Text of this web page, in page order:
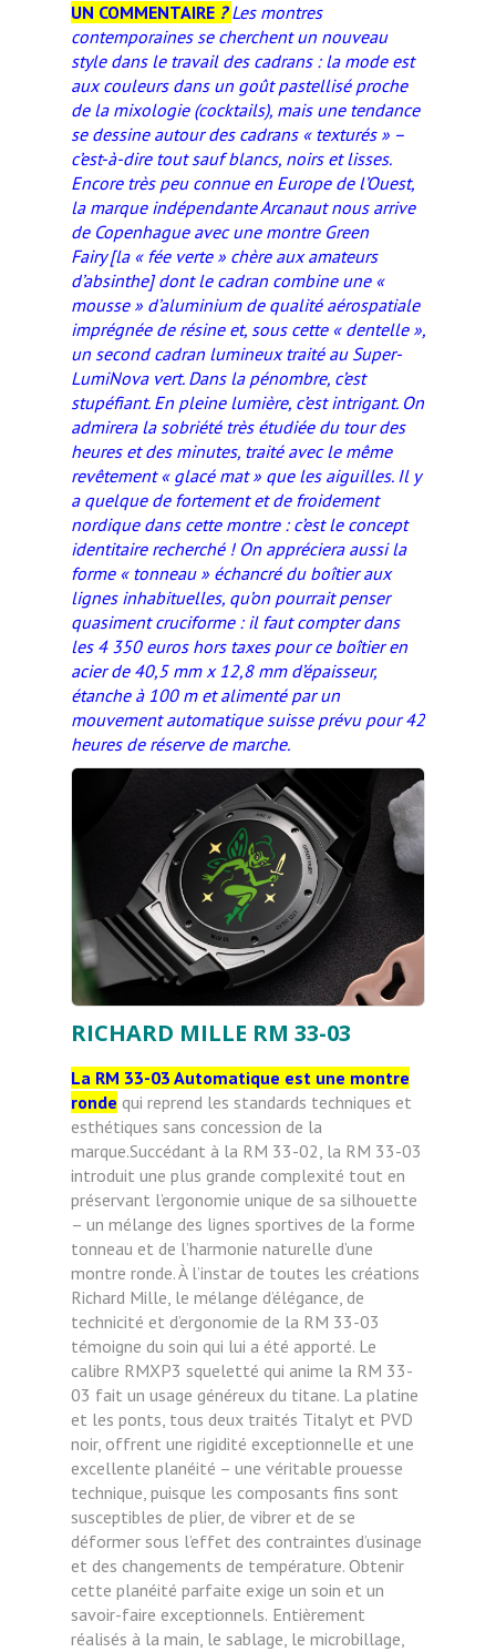
UN COMMENTAIRE ?Les montres
contemporaines se cherchent un nouveau
style dans le travail des cadrans : la mode est
aux couleurs dans un goût pastellisé proche
de la mixologie (cocktails), mais une tendance
se dessine autour des cadrans « texturés » –
c’est-à-dire tout sauf blancs, noirs et lisses.
Encore très peu connue en Europe de l’Ouest,
la marque indépendante Arcanaut nous arrive
de Copenhague avec une montre Green
Fairy[la « fée verte » chère aux amateurs
d’absinthe] dont le cadran combine une «
mousse » d’aluminium de qualité aérospatiale
imprégnée de résine et, sous cette « dentelle »,
un second cadran lumineux traité au Super-
LumiNova vert. Dans la pénombre, c’est
stupéfiant. En pleine lumière, c’est intrigant. On
admirera la sobriété très étudiée du tour des
heures et des minutes, traité avec le même
revêtement « glacé mat » que les aiguilles. Il y
a quelque de fortement et de froidement
nordique dans cette montre : c’est le concept
identitaire recherché ! On appréciera aussi la
forme « tonneau » échancré du boîtier aux
lignes inhabituelles, qu’on pourrait penser
quasiment cruciforme : il faut compter dans
les 4 350 euros hors taxes pour ce boîtier en
acier de 40,5 mm x 12,8 mm d’épaisseur,
étanche à 100 m et alimenté par un
mouvement automatique suisse prévu pour 42
heures de réserve de marche.
RICHARD MILLE RM 33-03
La RM 33-03 Automatique est une montre
ronde qui reprend les standards techniques et
esthétiques sans concession de la
marque.Succédant à la RM 33-02, la RM 33-03
introduit une plus grande complexité tout en
préservant l’ergonomie unique de sa silhouette
– un mélange des lignes sportives de la forme
tonneau et de l’harmonie naturelle d’une
montre ronde. À l’instar de toutes les créations
Richard Mille, le mélange d’élégance, de
technicité et d’ergonomie de la RM 33-03
témoigne du soin qui lui a été apporté. Le
calibre RMXP3 squeletté qui anime la RM 33-
03 fait un usage généreux du titane. La platine
et les ponts, tous deux traités Titalyt et PVD
noir, offrent une rigidité exceptionnelle et une
excellente planéité – une véritable prouesse
technique, puisque les composants fins sont
susceptibles de plier, de vibrer et de se
déformer sous l’effet des contraintes d’usinage
et des changements de température. Obtenir
cette planéité parfaite exige un soin et un
savoir-faire exceptionnels. Entièrement
réalisés à la main, le sablage, le microbillage,